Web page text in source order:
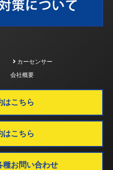
カーセンサー
会社概要
はこちら
はこちら
種お問い合わせ